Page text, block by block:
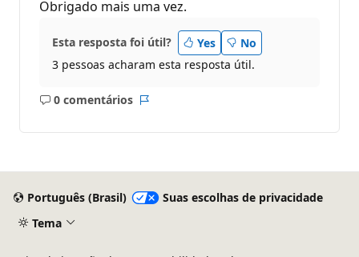
Obrigado mais uma vez.
Esta resposta foi útil? Yes
No
3 pessoas acharam esta resposta útil.
0 comentários
Sem
Português (Brasil)
Suas escolhas de privacidade
Tema